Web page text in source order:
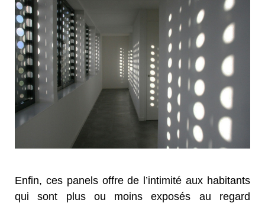
Enfin, ces panels offre de l’intimité aux habitants
qui sont plus ou moins exposés au regard